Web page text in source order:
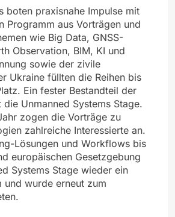
boten praxisnahe Impulse mit
Programm aus Vorträgen und
wie Big Data, GNSS-
Observation, BIM, KI und
sowie der zivile
Ukraine füllten die Reihen bis
Ein fester Bestandteil der
die Unmanned Systems Stage.
zogen die Vorträge zu
zahlreiche Interessierte an.
Lösungen und Workflows bis
europäischen Gesetzgebung
Systems Stage wieder ein
und wurde erneut zum